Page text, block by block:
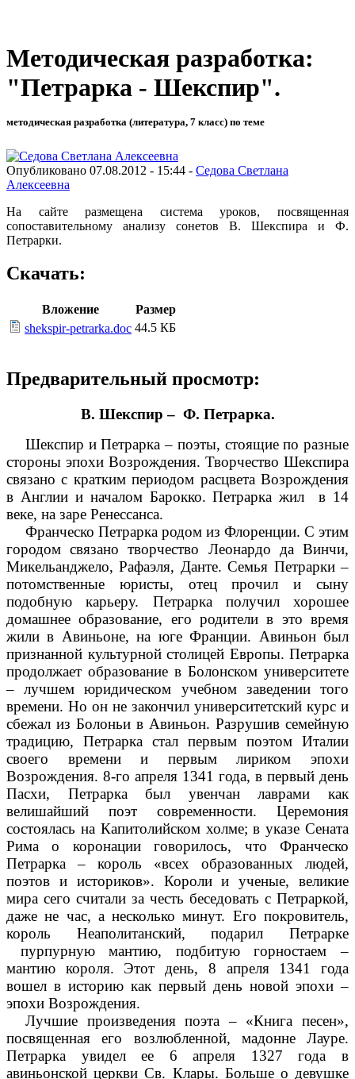
Методическая разработка:
"Петрарка - Шекспир".
методическая разработка (литература, 7 класс) по теме
Опубликовано 07.08.2012 - 15:44 - Седова Светлана
Алексеевна
На сайте размещена система уроков, посвященная
сопоставительному анализу сонетов В. Шекспира и Ф.
Петрарки.
Скачать:
Вложение
Размер
shekspir-petrarka.doc 44.5 КБ
Предварительный просмотр:
В. Шекспир – Ф. Петрарка.
Шекспир и Петрарка – поэты, стоящие по разные
стороны эпохи Возрождения. Творчество Шекспира
связано с кратким периодом расцвета Возрождения
в Англии и началом Барокко. Петрарка жил в 14
веке, на заре Ренессанса.
Франческо Петрарка родом из Флоренции. С этим
городом связано творчество Леонардо да Винчи,
Микельанджело, Рафаэля, Данте. Семья Петрарки –
потомственные юристы, отец прочил и сыну
подобную карьеру. Петрарка получил хорошее
домашнее образование, его родители в это время
жили в Авиньоне, на юге Франции. Авиньон был
признанной культурной столицей Европы. Петрарка
продолжает образование в Болонском университете
– лучшем юридическом учебном заведении того
времени. Но он не закончил университетский курс и
сбежал из Болоньи в Авиньон. Разрушив семейную
традицию, Петрарка стал первым поэтом Италии
своего времени и первым лириком эпохи
Возрождения. 8-го апреля 1341 года, в первый день
Пасхи, Петрарка был увенчан лаврами как
велишайший поэт современности. Церемония
состоялась на Капитолийском холме; в указе Сената
Рима о коронации говорилось, что Франческо
Петрарка – король «всех образованных людей,
поэтов и историков». Короли и ученые, великие
мира сего считали за честь беседовать с Петраркой,
даже не час, а несколько минут. Его покровитель,
король Неаполитанский, подарил Петрарке
пурпурную мантию, подбитую горностаем –
мантию короля. Этот день, 8 апреля 1341 года
вошел в историю как первый день новой эпохи –
эпохи Возрождения.
Лучшие произведения поэта – «Книга песен»,
посвященная его возлюбленной, мадонне Лауре.
Петрарка увидел ее 6 апреля 1327 года в
авиньонской церкви Св. Клары. Больше о девушке